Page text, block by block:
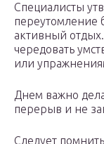
Специалисты
переутомление
активный
чередовать
или
Днем важно
перерыв и не
Следует